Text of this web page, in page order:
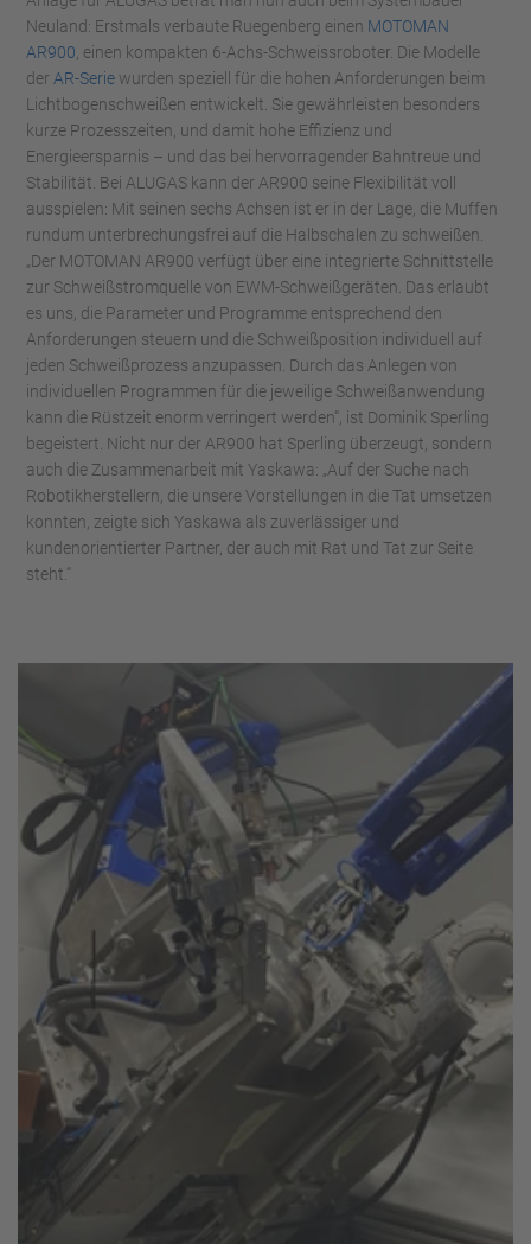
Neuland: Erstmals verbaute Ruegenberg einen MOTOMAN
AR900 , einen kompakten 6-Achs-Schweissroboter. Die Modelle
der AR-Serie wurden speziell für die hohen Anforderungen beim
Lichtbogenschweißen entwickelt. Sie gewährleisten besonders
kurze Prozesszeiten, und damit hohe Effizienz und
Energieersparnis – und das bei hervorragender Bahntreue und
Stabilität. Bei ALUGAS kann der AR900 seine Flexibilität voll
ausspielen: Mit seinen sechs Achsen ist er in der Lage, die Muffen
rundum unterbrechungsfrei auf die Halbschalen zu schweißen.
„Der MOTOMAN AR900 verfügt über eine integrierte Schnittstelle
zur Schweißstromquelle von EWM-Schweißgeräten. Das erlaubt
es uns, die Parameter und Programme entsprechend den
Anforderungen steuern und die Schweißposition individuell auf
jeden Schweißprozess anzupassen. Durch das Anlegen von
individuellen Programmen für die jeweilige Schweißanwendung
kann die Rüstzeit enorm verringert werden“, ist Dominik Sperling
begeistert. Nicht nur der AR900 hat Sperling überzeugt, sondern
auch die Zusammenarbeit mit Yaskawa: „Auf der Suche nach
Robotikherstellern, die unsere Vorstellungen in die Tat umsetzen
konnten, zeigte sich Yaskawa als zuverlässiger und
kundenorientierter Partner, der auch mit Rat und Tat zur Seite
steht.“